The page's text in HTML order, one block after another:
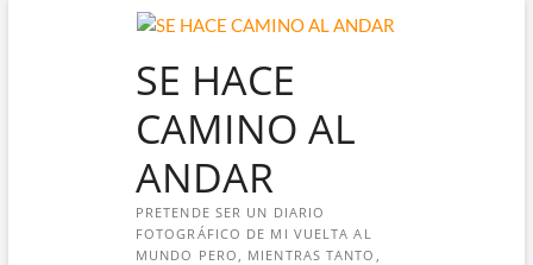
SE HACE
CAMINO AL
ANDAR
PRETENDE SER UN DIARIO
FOTOGRÁFICO DE MI VUELTA AL
MUNDO PERO, MIENTRAS TANTO,